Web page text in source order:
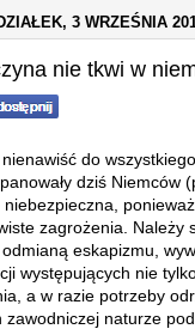
3 WRZEŚNIA
nie tkwi w
do
dziś Niemców
niebezpieczna,
zagrożenia. Należy
eskapizmu,
występujących nie
a w razie potrzeby
zawodniczej naturze